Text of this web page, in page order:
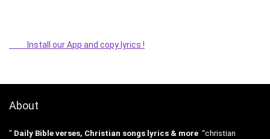
Install our App and copy lyrics !
About
” Daily Bible verses, Christian songs lyrics & more “christian